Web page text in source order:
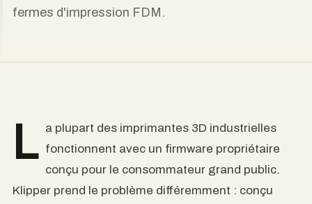
fermes d'impression FDM.
L a plupart des imprimantes 3D industrielles
fonctionnent avec un firmware propriétaire
conçu pour le consommateur grand public.
Klipper prend le problème différemment : conçu